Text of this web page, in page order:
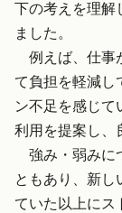
下の考えを理
ました。
例えば、仕事
て負担を軽減し
ン不足を感じて
利用を提案し、
強み・弱みに
ともあり、新し
ていた以上にス